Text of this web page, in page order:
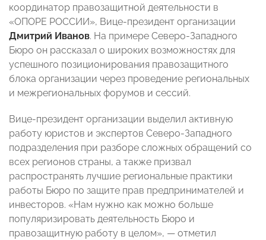
координатор правозащитной деятельности в
«ОПОРЕ РОССИИ», Вице-президент организации
Дмитрий Иванов. На примере Северо-Западного
Бюро он рассказал о широких возможностях для
успешного позиционирования правозащитного
блока организации через проведение региональных
и межрегиональных форумов и сессий.
Вице-президент организации выделил активную
работу юристов и экспертов Северо-Западного
подразделения при разборе сложных обращений со
всех регионов страны, а также призвал
распространять лучшие региональные практики
работы Бюро по защите прав предпринимателей и
инвесторов. «Нам нужно как можно больше
популяризировать деятельность Бюро и
правозащитную работу в целом», — отметил